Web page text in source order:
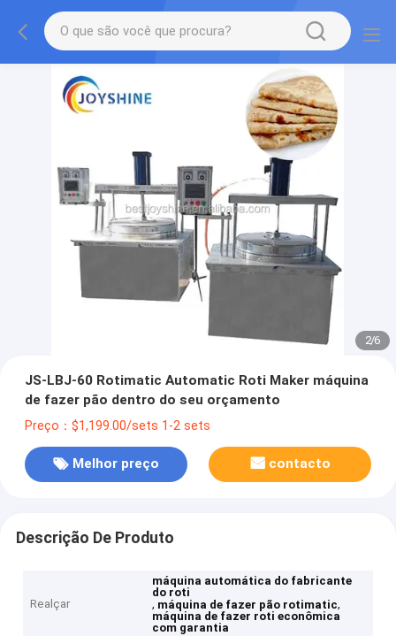
2/6
JS-LBJ-60 Rotimatic Automatic Roti Maker máquina
de fazer pão dentro do seu orçamento
Preço：$1,199.00/sets 1-2 sets
Melhor preço contacto
Descrição De Produto
Realçar
máquina automática do fabricante
do roti
, máquina de fazer pão rotimatic,
máquina de fazer roti econômica
com garantia